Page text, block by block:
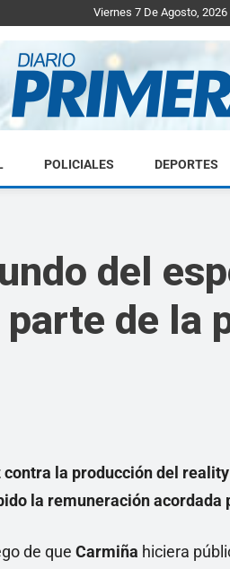
Viernes 7 De Agosto, 2026
POLICIALES DEPORTES
del
de la
la producción del
la remuneración acordada
de que Carmiña hiciera